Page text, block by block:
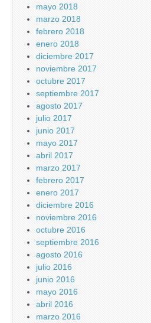
mayo 2018
marzo 2018
febrero 2018
enero 2018
diciembre 2017
noviembre 2017
octubre 2017
septiembre 2017
agosto 2017
julio 2017
junio 2017
mayo 2017
abril 2017
marzo 2017
febrero 2017
enero 2017
diciembre 2016
noviembre 2016
octubre 2016
septiembre 2016
agosto 2016
julio 2016
junio 2016
mayo 2016
abril 2016
marzo 2016